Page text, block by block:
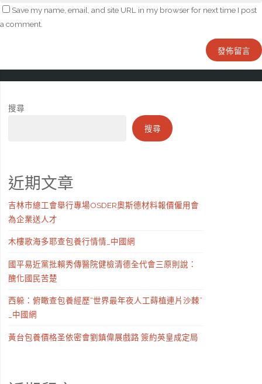
Save my name, email, and site URL in my browser for next time I post
a comment.
搜尋
搜尋
近期文章
吉林市總工會舉行專場OSDER奧斯德材料報價僱用會
為企業送人才
木樓歌海多耶查包養行情情_中國網
國平易近黨批賴秀傳醫院健檢清德全代會三原則說：
醜化國民苦楚
西躲：俯瞰查包養經歷“世界最年夜人工蒔植連片沙棘”
_中國網
黃台包養價格圣依密會劉鎮偉展戲路 簽約英皇成定局